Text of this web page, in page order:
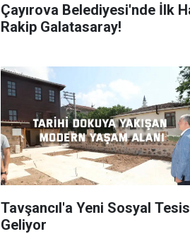
Çayırova Belediyesi'nde İlk Hafta
Rakip Galatasaray!
Tavşancıl'a Yeni Sosyal Tesis
Geliyor